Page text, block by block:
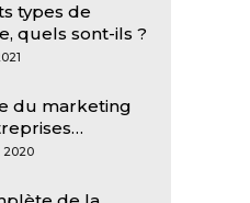
types de
quels sont-ils ?
du marketing
2020